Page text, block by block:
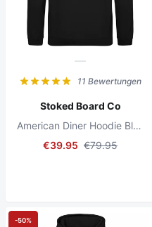
11 Bewertungen
Stoked Board Co
American Diner Hoodie Black
€39.95 €79.95
-50%